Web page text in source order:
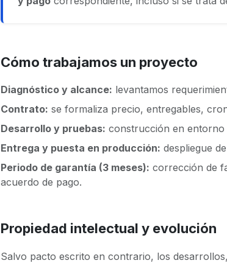
Cómo trabajamos un proyecto
Diagnóstico y alcance: levantamos
Contrato: se formaliza precio, entregables,
Desarrollo y pruebas: construcción en entorno
Entrega y puesta en producción: despliegue
Periodo de garantía (3 meses): corrección de
acuerdo de pago.
Propiedad intelectual y evolución
Salvo pacto escrito en contrario, los